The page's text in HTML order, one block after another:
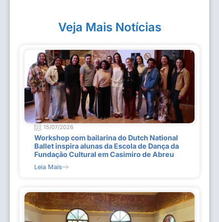
Veja Mais Notícias
15/07/2026
Workshop com bailarina do Dutch National
Ballet inspira alunas da Escola de Dança da
Fundação Cultural em Casimiro de Abreu
Leia Mais